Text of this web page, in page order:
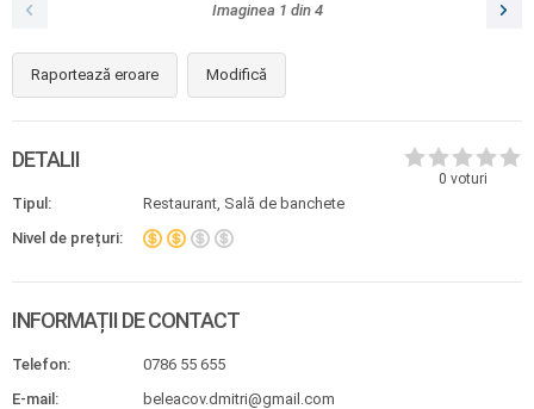
Imaginea 1 din 4
Raportează eroare Modifică
0 voturi
DETALII
Tipul:
Restaurant, Sală de banchete
Nivel de prețuri:
INFORMAȚII DE CONTACT
Telefon:
0786 55 655
E-mail:
beleacov.dmitri@gmail.com